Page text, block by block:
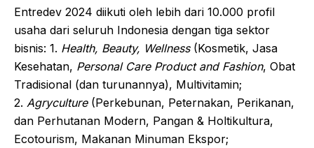
Entredev 2024 diikuti oleh lebih dari 10.000 profil
usaha dari seluruh Indonesia dengan tiga sektor
bisnis: 1. Health, Beauty, Wellness(Kosmetik, Jasa
Kesehatan, Personal Care Product and Fashion, Obat
Tradisional (dan turunannya), Multivitamin;
2. Agryculture (Perkebunan, Peternakan, Perikanan,
dan Perhutanan Modern, Pangan & Holtikultura,
Ecotourism, Makanan Minuman Ekspor;